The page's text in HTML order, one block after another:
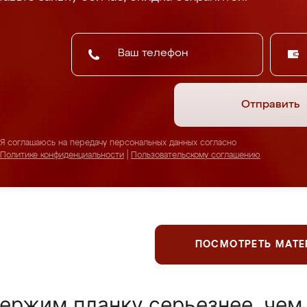
Отправить
Я соглашаюсь на передачу персональных данных согласно
Политике конфиденциальности
Пользовательскому соглашению
ПОСМОТРЕТЬ